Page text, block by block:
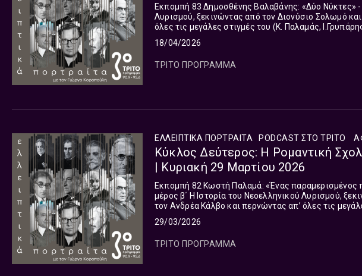
Εκπομπή 83 Δημοσθένης Βαλαβάνης: «Δύο Νύκτες» - μέρος α΄ Η Ιστορία του Νεοελληνικού
Λυρισμού, ξεκινώντας από τον Διονύσιο Σολωμό
όλες τις μεγάλες στιγμές του (Κ. Παλαμάς,
18/04/2026
ΤΡΙΤΟ ΠΡΟΓΡΑΜΜΑ
ΕΛΛΕΙΠΤΙΚΑ ΠΟΡΤΡΑΙΤΑ PODCAST ΣΤΟ ΤΡΊΤΟ
Κύκλος Δεύτερος: Η Ρομαντική
| Κυριακή 29 Μαρτίου 2026
Εκπομπή 82 Κωστή Παλαμά: «Ένας παραμερισμένος ποιητής» (Δημοσθένης Βαλαβάνης) -
μέρος β΄ Η Ιστορία του Νεοελληνικού Λυρισμού, ξεκινώντας από τον Διονύσιο Σολωμό και
τον Ανδρέα Κάλβο και περνώντας απ’ όλες τις
29/03/2026
ΤΡΙΤΟ ΠΡΟΓΡΑΜΜΑ